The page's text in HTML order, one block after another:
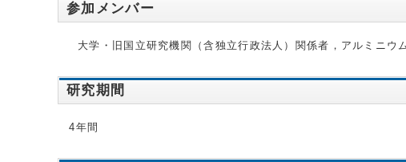
参加メンバー
大学・旧国立研究機関（含独立行政法人）関係者，アルミニウ
研究期間
4年間